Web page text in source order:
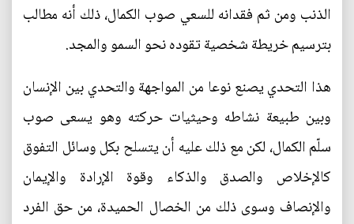
الذنب ومن ثم فقدانه للسعي صوب الكمال، ذلك أنه مطالب
بترسيم خريطة شخصية تقوده نحو السمو والمجد.
هذا التحدي يصنع نوعا من المواجهة والتحدي بين الإنسان
وبين طبيعة نشاطه وحيثيات حركته وهو يسعى صوب
سلّم الكمال، لكن مع ذلك عليه أن يتسلح بكل وسائل التفوق
كالإخلاص والصدق والذكاء وقوة الإرادة والإيمان
والإنصاف وسوى ذلك من الخصال الحميدة، من حق الفرد